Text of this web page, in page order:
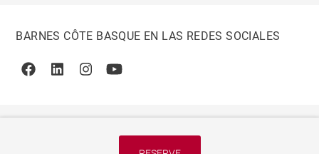
BARNES CÔTE BASQUE EN LAS REDES SOCIALES
FacebookLinkedinInstagramYoutube